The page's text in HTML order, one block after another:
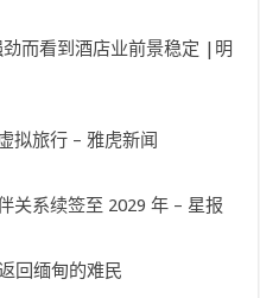
而看到酒店业前景稳定 |明
拟旅行 – 雅虎新闻
关系续签至 2029 年 – 星报
回缅甸的难民